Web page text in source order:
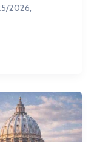
2026,